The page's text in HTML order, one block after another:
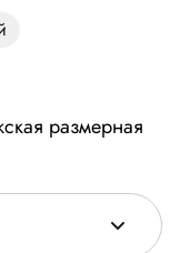
размерная